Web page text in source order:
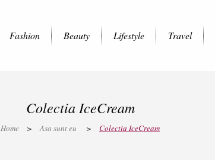
Fashion Beauty Lifestyle Travel
Colectia IceCream
Home > Asa sunt eu > Colectia IceCream